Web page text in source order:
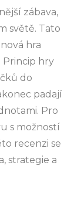
zábava,
světě. Tato
hra
Princip hry
do
padají
Pro
s možností
recenzi se
strategie a